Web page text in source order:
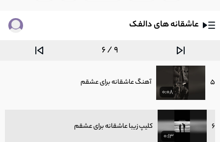
عاشقانه های دالفک
6 / 9
5
0:08
آهنگ عاشقانه برای عشقم
6
0:13
کلیپ زیبا عاشقانه برای عشقم